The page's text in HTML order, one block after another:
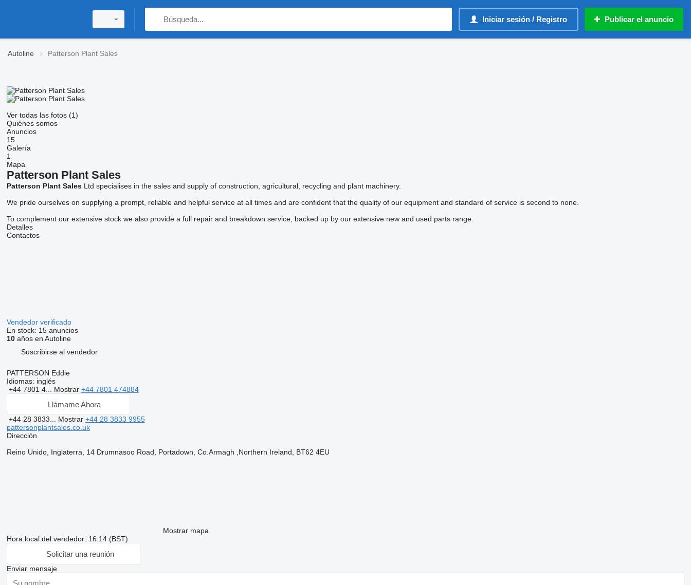
Iniciar sesión / Registro Publicar el anuncio
Autoline Patterson Plant Sales
Ver todas las fotos (1)
Quiénes somos
Anuncios
15
Galería
1
Mapa
Patterson Plant Sales
Patterson Plant SalesLtd specialises in the sales and supply of construction, agricultural, recycling and plant machinery.
We pride ourselves on supplying a prompt, reliable and helpful service at all times and are confident that the quality of our equipment and standard of service is second to none.
To complement our extensive stock we also provide a full repair and breakdown service, backed up by our extensive new and used parts range.
Detalles
Contactos
Vendedor verificado
En stock: 15 anuncios
10años en Autoline
Suscribirse al vendedor
PATTERSON Eddie
Idiomas: inglés
+44 7801 4... Mostrar +44 7801 474884
Llámame Ahora
+44 28 3833... Mostrar +44 28 3833 9955
pattersonplantsales.co.uk
Dirección
Reino Unido, Inglaterra, 14 Drumnasoo Road, Portadown, Co.Armagh ,Northern Ireland, BT62 4EU
Mostrar mapa
Hora local del vendedor: 16:14 (BST)
Solicitar una reunión
Enviar mensaje